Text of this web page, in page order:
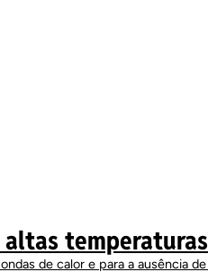
altas temperaturas
de calor e para a ausência